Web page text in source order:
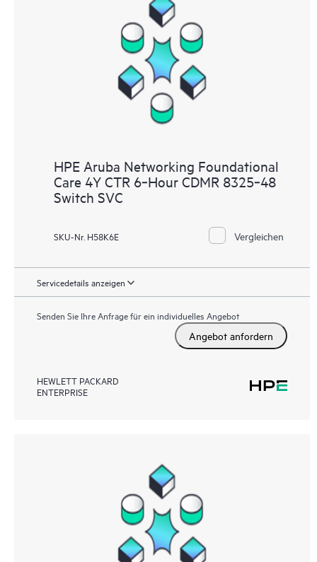
HPE Aruba Networking Foundational
Care 4Y CTR 6‑Hour CDMR 8325‑48
Switch SVC
SKU-Nr. H58K6E Vergleichen
Servicedetails anzeigen
Senden Sie Ihre Anfrage für ein individuelles Angebot
Angebot anfordern
HEWLETT PACKARD
ENTERPRISE